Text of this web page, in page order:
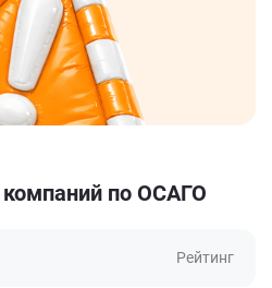
компаний по ОСАГО
Рейтинг